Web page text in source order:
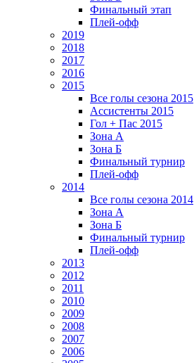
Финальный этап
Плей-офф
2019
2018
2017
2016
2015
Все голы сезона 2015
Ассистенты 2015
Гол + Пас 2015
Зона А
Зона Б
Финальный турнир
Плей-офф
2014
Все голы сезона 2014
Зона А
Зона Б
Финальный турнир
Плей-офф
2013
2012
2011
2010
2009
2008
2007
2006